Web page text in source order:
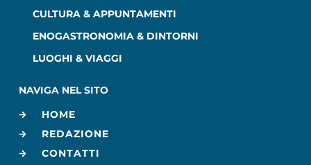
CULTURA & APPUNTAMENTI
ENOGASTRONOMIA & DINTORNI
LUOGHI & VIAGGI
NAVIGA NEL SITO
HOME
REDAZIONE
CONTATTI